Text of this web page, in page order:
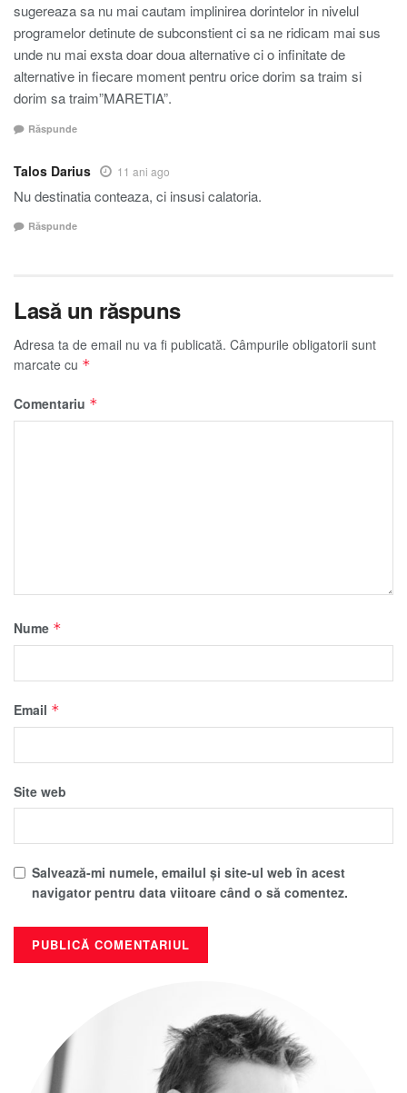
sugereaza sa nu mai cautam implinirea dorintelor in nivelul
programelor detinute de subconstient ci sa ne ridicam mai sus
unde nu mai exsta doar doua alternative ci o infinitate de
alternative in fiecare moment pentru orice dorim sa traim si
dorim sa traim”MARETIA”.
Răspunde
Talos Darius 11 ani ago
Nu destinatia conteaza, ci insusi calatoria.
Răspunde
Lasă un răspuns
Adresa ta de email nu va fi publicată. Câmpurile obligatorii sunt
marcate cu *
Comentariu *
Nume *
Email *
Site web
Salvează-mi numele, emailul și site-ul web în acest
navigator pentru data viitoare când o să comentez.